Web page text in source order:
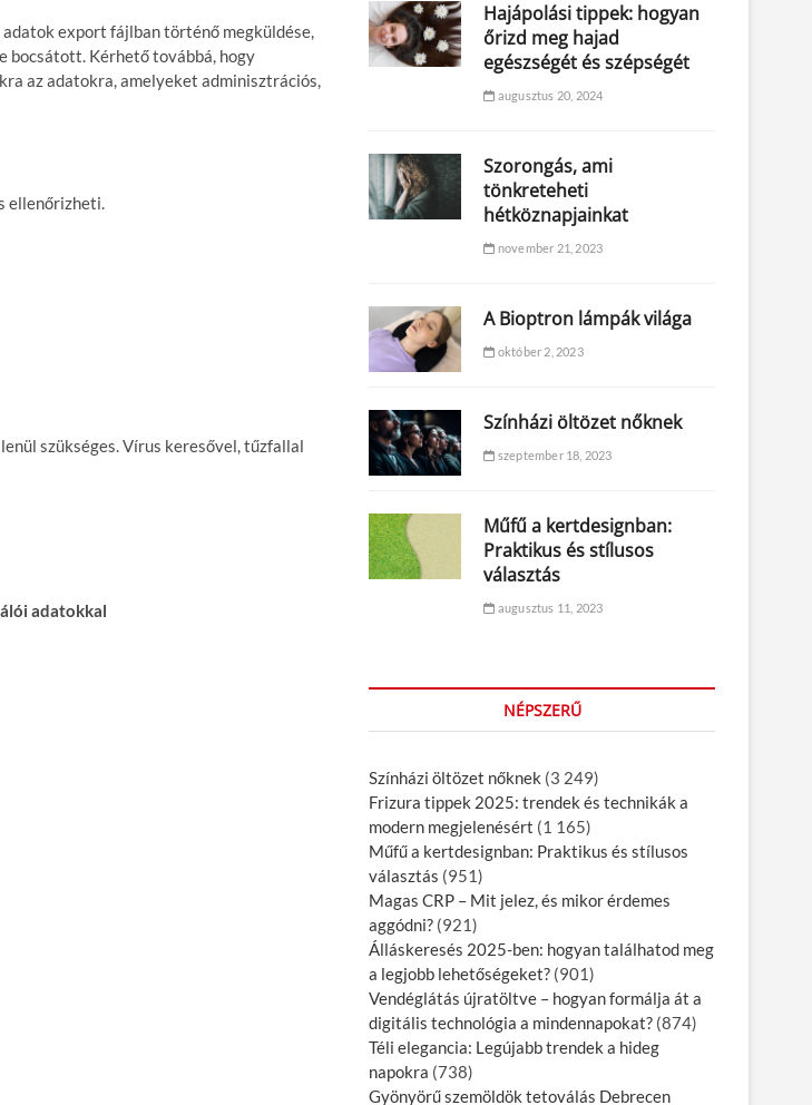
export fájlban történő megküldése,
bocsátott. Kérhető továbbá, hogy
az adatokra, amelyeket adminisztrációs,
ellenőrizheti.
szükséges. Vírus keresővel, tűzfallal
adatokkal
Hajápolási tippek: hogyan
őrizd meg hajad
egészségét és szépségét
augusztus 20, 2024
Szorongás, ami
tönkreteheti
hétköznapjainkat
november 21, 2023
A Bioptron lámpák világa
október 2, 2023
Színházi öltözet nőknek
szeptember 18, 2023
Műfű a kertdesignban:
Praktikus és stílusos
választás
augusztus 11, 2023
NÉPSZERŰ
Színházi öltözet nőknek (3 249)
Frizura tippek 2025: trendek és technikák a
modern megjelenésért (1 165)
Műfű a kertdesignban: Praktikus és stílusos
választás (951)
Magas CRP – Mit jelez, és mikor érdemes
aggódni? (921)
Álláskeresés 2025-ben: hogyan találhatod meg
a legjobb lehetőségeket? (901)
Vendéglátás újratöltve – hogyan formálja át a
digitális technológia a mindennapokat? (874)
Téli elegancia: Legújabb trendek a hideg
napokra (738)
Gyönyörű szemöldök tetoválás Debrecen